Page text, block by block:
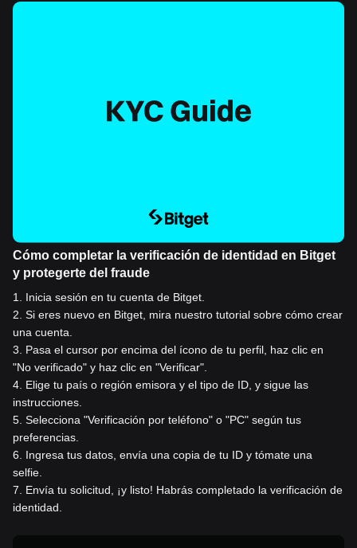
Cómo completar la verificación de identidad en Bitget
y protegerte del fraude
1
Inicia sesión en tu cuenta de Bitget.
2 Si eres nuevo en Bitget, mira nuestro tutorial sobre cómo crear
una cuenta.
3
Pasa el cursor por encima del ícono de tu perfil, haz clic en
"No verificado" y haz clic en "Verificar".
4 Elige tu país o región emisora y el tipo de ID, y sigue las
instrucciones.
5 Selecciona "Verificación por teléfono" o "PC" según tus
preferencias.
6
Ingresa tus datos, envía una copia de tu ID y tómate una
selfie.
7
Envía tu solicitud, ¡y listo! Habrás completado la verificación de
identidad.